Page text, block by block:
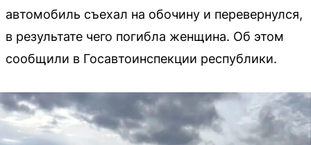
автомобиль съехал на обочину и перевернулся,
в результате чего погибла женщина. Об этом
сообщили в Госавтоинспекции республики.